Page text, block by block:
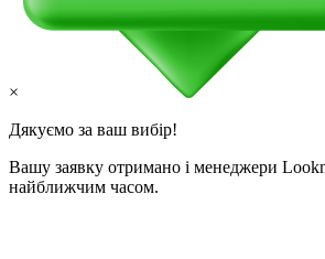
×
Дякуємо за ваш вибір!
Вашу заявку отримано і менеджери
найближчим часом.